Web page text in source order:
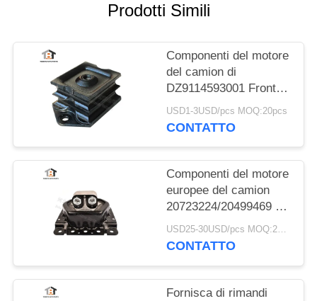
Prodotti Simili
Componenti del motore
del camion di
DZ9114593001 Front
Rubber Engine Mount
Bracket Shacman
USD1-3USD/pcs MOQ:20pcs
CONTATTO
Componenti del motore
europee del camion
20723224/20499469 di
montaggio di gomma
del motore per VOLVO
USD25-30USD/pcs MOQ:20pcs
CONTATTO
Fornisca di rimandi